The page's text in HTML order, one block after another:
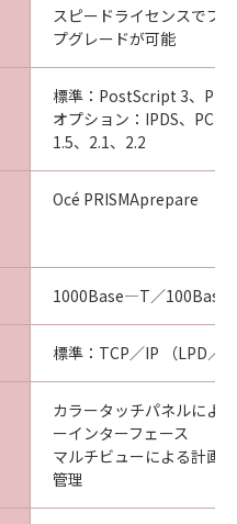
スピードライセンスでプ
プグレードが可能
標準：PostScript 3、PDF
オプション：IPDS、
1.5、2.1、2.2
Océ PRISMAprepare
1000Base―T／
標準：TCP／IP （LPD／
カラータッチパネルによ
ーインターフェース
マルチビューによる計画
管理